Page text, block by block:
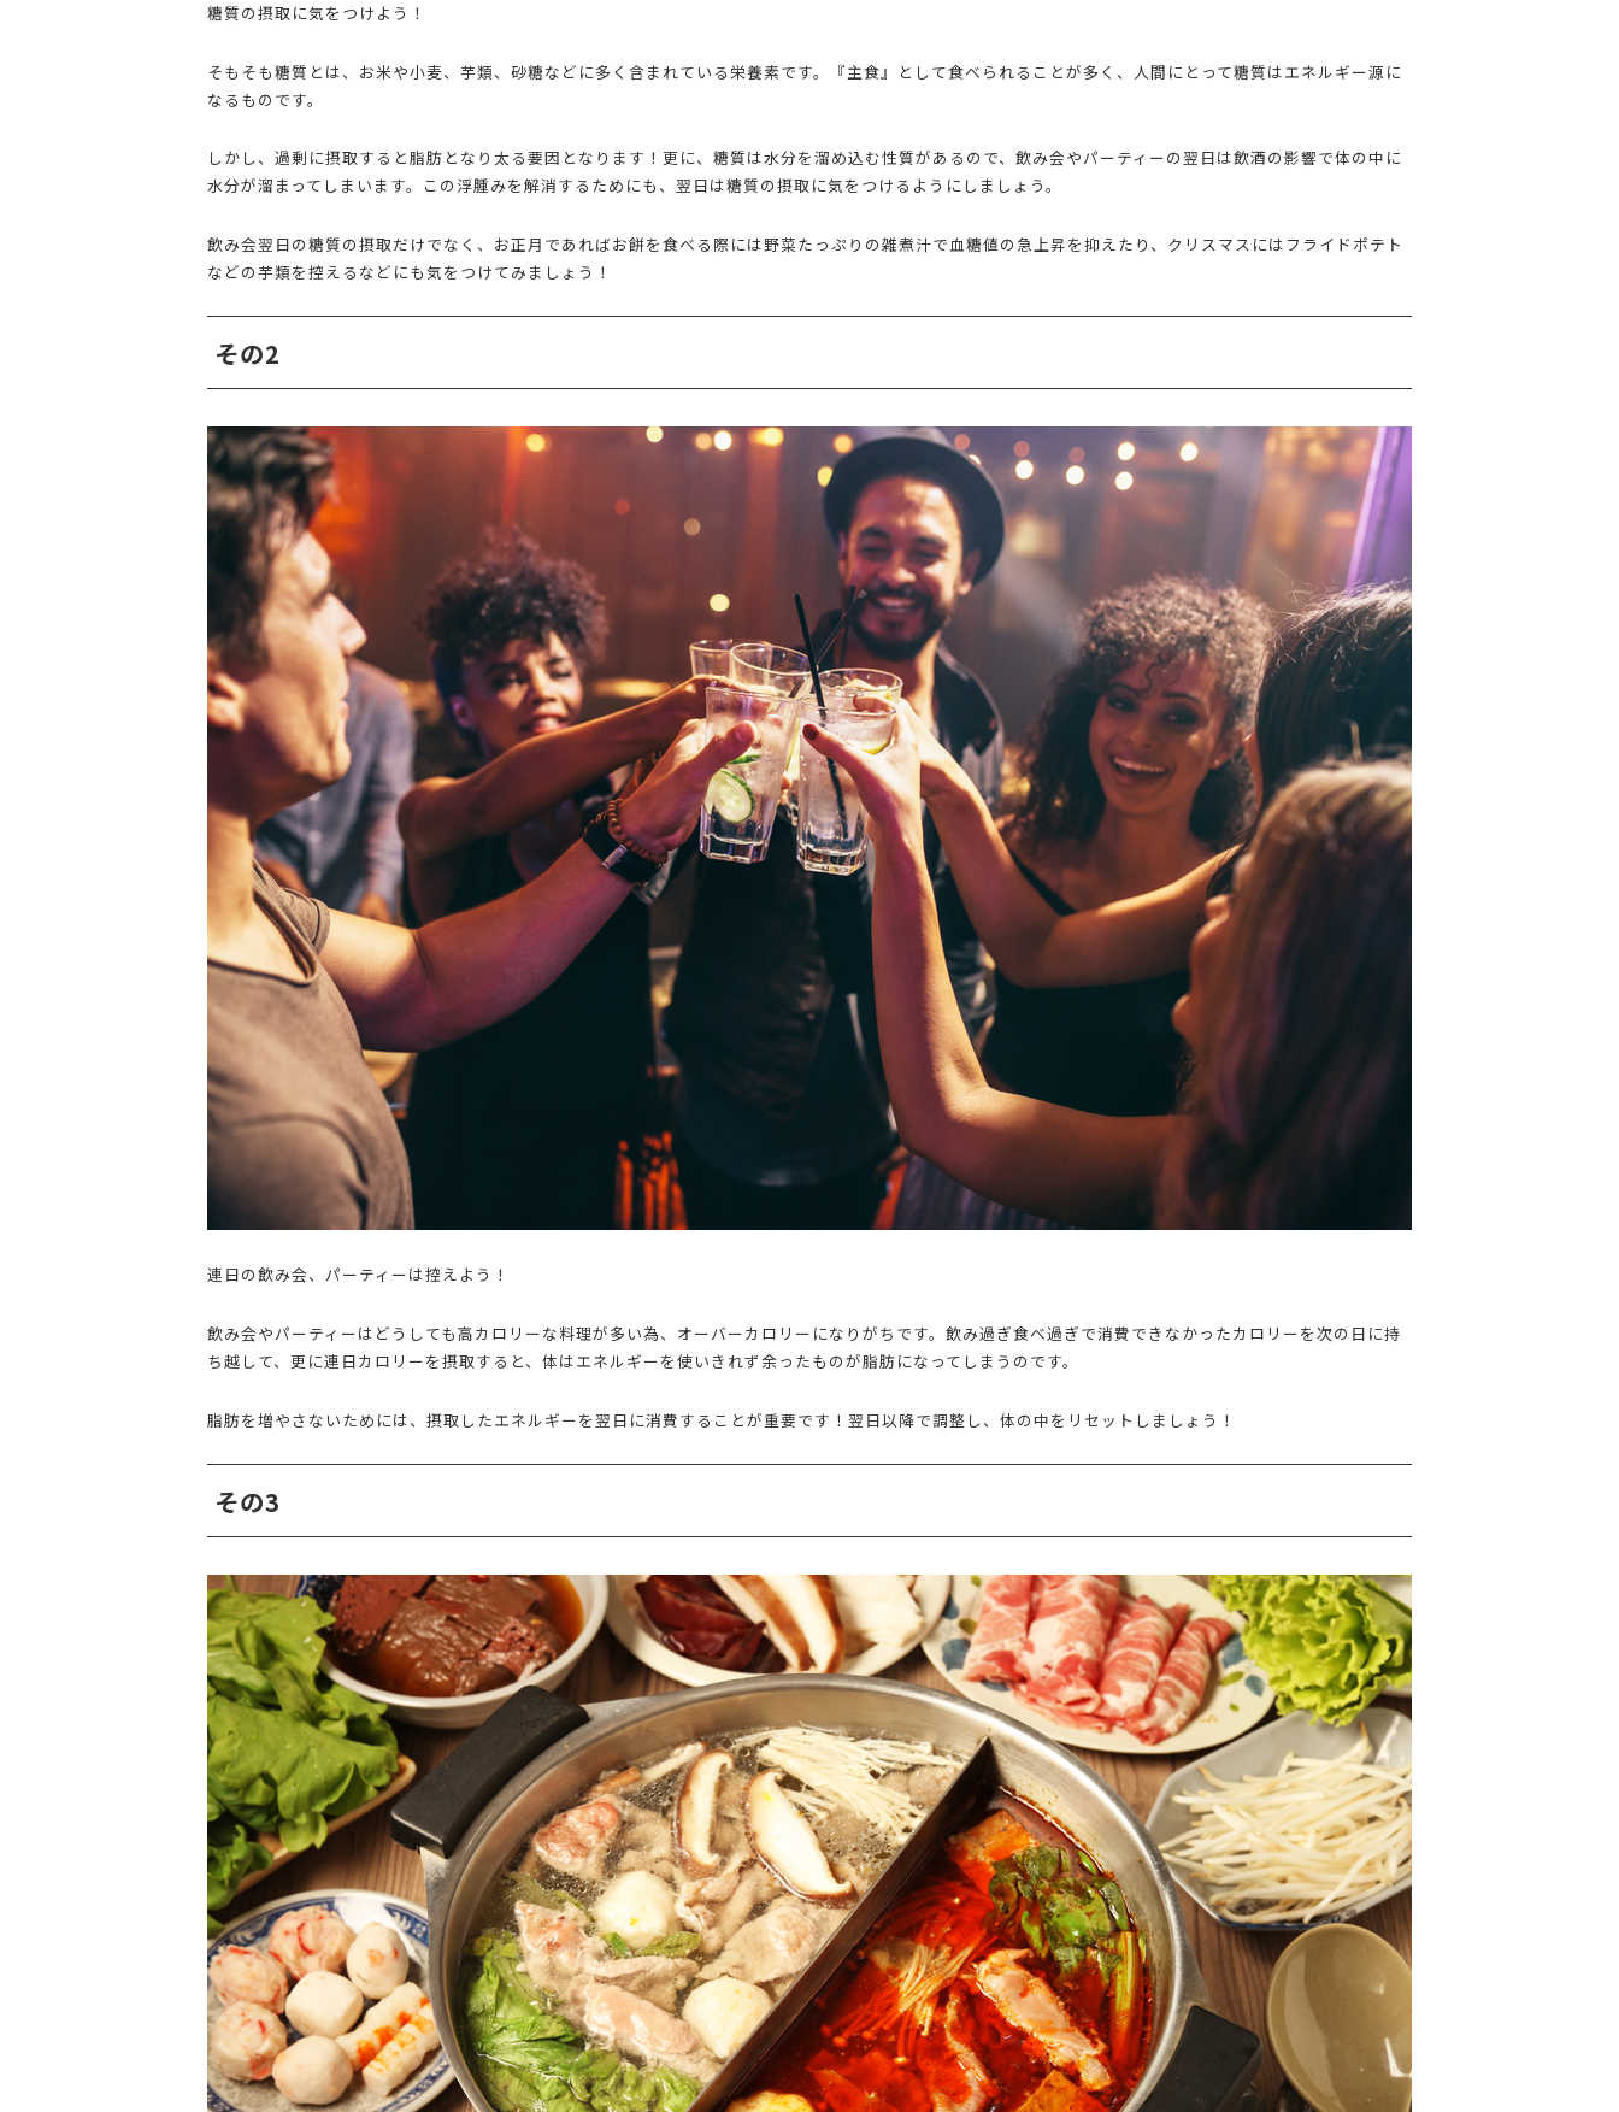
糖質の摂取に気をつけよう！
そもそも糖質とは、お米や小麦、芋類、砂糖などに多く含まれている栄養素です。『主食』として食べられることが多く、人間にとって糖質はエネルギー源に
なるものです。
しかし、過剰に摂取すると脂肪となり太る要因となります！更に、糖質は水分を溜め込む性質があるので、飲み会やパーティーの翌日は飲酒の影響で体の中に
水分が溜まってしまいます。この浮腫みを解消するためにも、翌日は糖質の摂取に気をつけるようにしましょう。
飲み会翌日の糖質の摂取だけでなく、お正月であればお餅を食べる際には野菜たっぷりの雑煮汁で血糖値の急上昇を抑えたり、クリスマスにはフライドポテト
などの芋類を控えるなどにも気をつけてみましょう！
その2
連日の飲み会、パーティーは控えよう！
飲み会やパーティーはどうしても高カロリーな料理が多い為、オーバーカロリーになりがちです。飲み過ぎ食べ過ぎで消費できなかったカロリーを次の日に持
ち越して、更に連日カロリーを摂取すると、体はエネルギーを使いきれず余ったものが脂肪になってしまうのです。
脂肪を増やさないためには、摂取したエネルギーを翌日に消費することが重要です！翌日以降で調整し、体の中をリセットしましょう！
その3